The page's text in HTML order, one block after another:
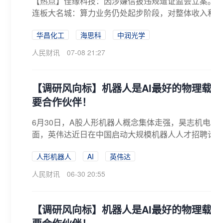
连板大名城：算力业务仍处起步阶段，对整体收
华昌化工 海思科
中润光学
人民财讯
07-08 21:27
【调研风向标】机器人是AI最好的物
要合作伙伴！
6月30日，A股人形机器人概念集体走强，昊志机
面，英伟达近日在中国启动大规模机器人人才招
人形机器人 AI
英伟达
人民财讯
06-30 20:55
【调研风向标】机器人是AI最好的物